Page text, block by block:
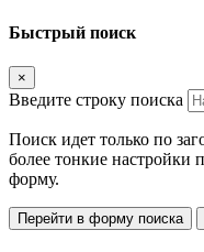
Быстрый поиск
×
Введите строку поиска
Поиск идет только по
более тонкие настройки
форму.
Перейти в форму поиска